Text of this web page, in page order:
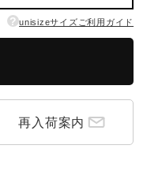
? unisizeサイズご利用ガイド
再入荷案内